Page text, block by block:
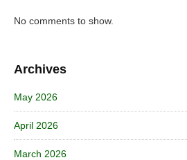
No comments to show.
Archives
May 2026
April 2026
March 2026